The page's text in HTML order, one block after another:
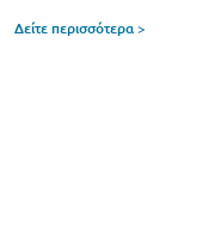
Δείτε περισσότερα >